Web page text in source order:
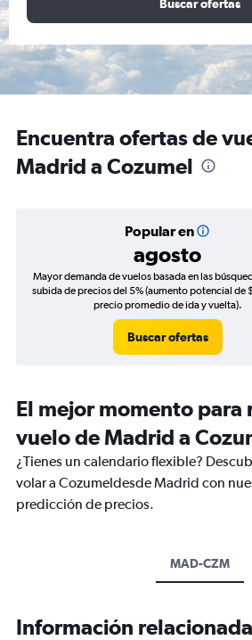
Buscar ofertas
Encuentra ofertas de
Madrid a Cozumel
Popular en
agosto
Mayor demanda de vuelos basada en las
subida de precios del 5% (aumento potencial de
precio promedio de ida y vuelta).
Buscar ofertas
El mejor momento para
vuelo de Madrid a
¿Tienes un calendario flexible?
volar a Cozumeldesde Madrid con
predicción de precios.
MAD-CZM
Información